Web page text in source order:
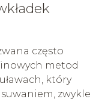
często
metod
który
zwykle